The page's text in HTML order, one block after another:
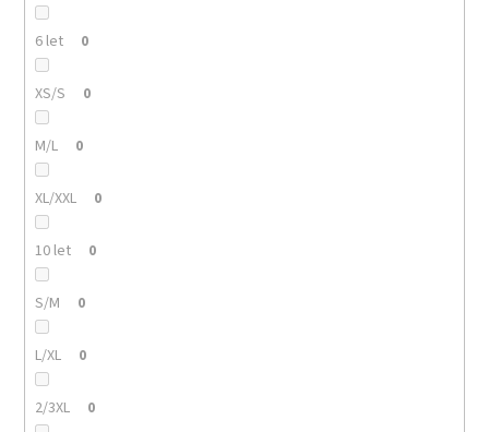
6 let 0
XS/S 0
M/L 0
XL/XXL 0
10 let 0
S/M 0
L/XL 0
2/3XL 0